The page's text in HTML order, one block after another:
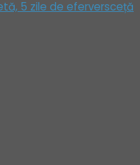
5 zile de eferversceță